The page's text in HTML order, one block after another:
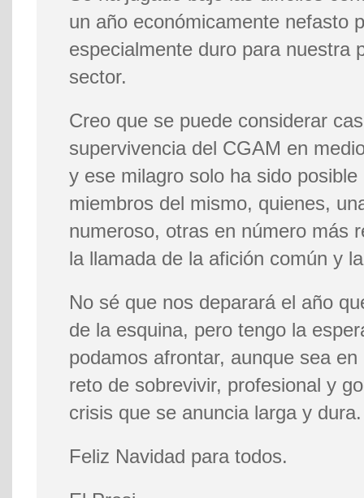
un año económicamente nefasto
especialmente duro para nuestra
sector.
Creo que se puede considerar
supervivencia del CGAM en
y ese milagro solo ha sido
miembros del mismo, quienes,
numeroso, otras en número más
la llamada de la afición común y
No sé que nos deparará el año
de la esquina, pero tengo la
podamos afrontar, aunque sea
reto de sobrevivir, profesional y
crisis que se anuncia larga y dura.
Feliz Navidad para todos.